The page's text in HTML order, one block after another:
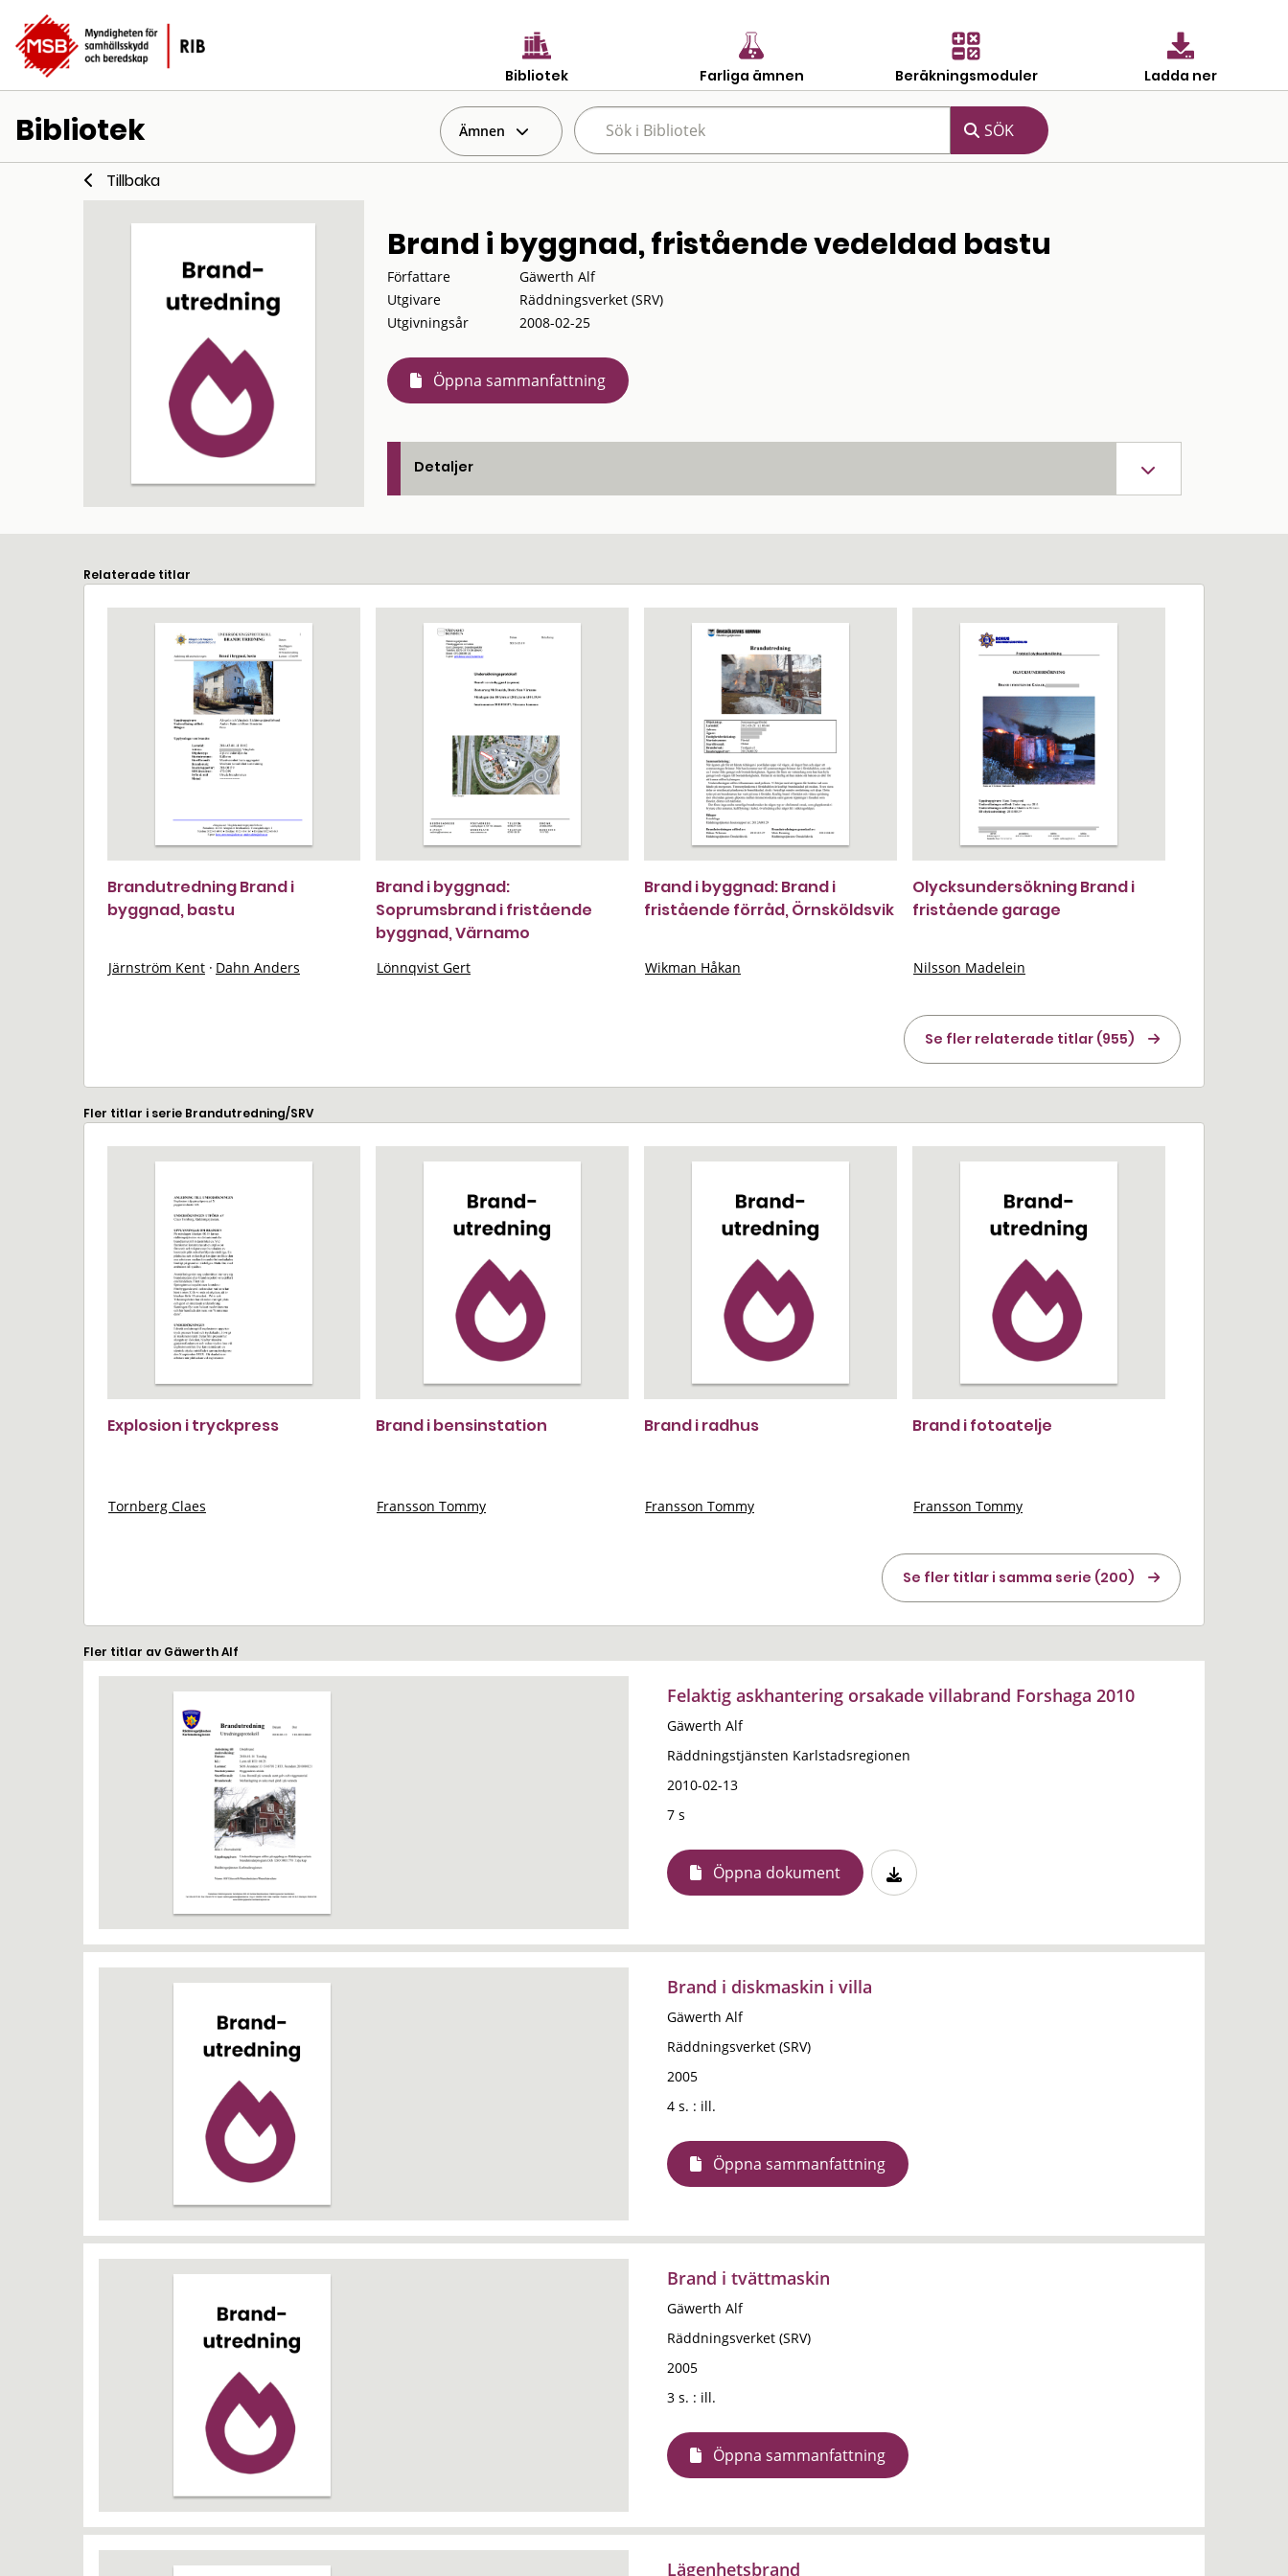
Bibliotek Farliga ämnen Beräkningsmoduler Ladda ner
Bibliotek Ämnen
Tillbaka
Brand i byggnad, fristående vedeldad bastu
Författare
Gäwerth Alf
Utgivare
Räddningsverket (SRV)
Utgivningsår
2008-02-25
Öppna sammanfattning
Detaljer
Relaterade titlar
Brandutredning Brand i
byggnad, bastu
Järnström Kent · Dahn Anders
Brand i byggnad:
Soprumsbrand i fristående
byggnad, Värnamo
Lönnqvist Gert
Brand i byggnad: Brand i
fristående förråd, Örnsköldsvik
Wikman Håkan
Olycksundersökning Brand i
fristående garage
Nilsson Madelein
Se fler relaterade titlar (955)
Fler titlar i serie Brandutredning/SRV
Explosion i tryckpress
Tornberg Claes
Brand i bensinstation
Fransson Tommy
Brand i radhus
Fransson Tommy
Brand i fotoatelje
Fransson Tommy
Se fler titlar i samma serie (200)
Fler titlar av Gäwerth Alf
Felaktig askhantering orsakade villabrand Forshaga 2010
Gäwerth Alf
Räddningstjänsten Karlstadsregionen
2010-02-13
7 s
Öppna dokument
Brand i diskmaskin i villa
Gäwerth Alf
Räddningsverket (SRV)
2005
4 s. : ill.
Öppna sammanfattning
Brand i tvättmaskin
Gäwerth Alf
Räddningsverket (SRV)
2005
3 s. : ill.
Öppna sammanfattning
Lägenhetsbrand